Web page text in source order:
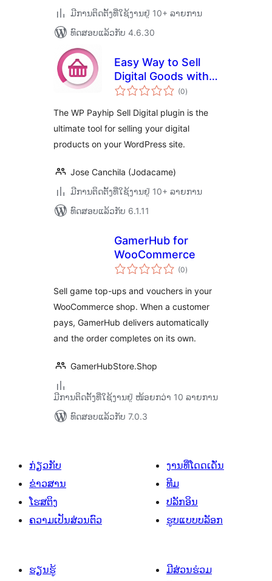
ມີການຕິດຕັ້ງທີ່ໃຊ້ງານຢູ່ 10+ ລາຍການ
ທົດສອບແລ້ວກັບ 4.6.30
Easy Way to Sell
Digital Goods with
Payhip
(0ຄະແນນ
ທັງໝົດ
)
The WP Payhip Sell Digital plugin is the
ultimate tool for selling your digital
products on your WordPress site.
Jose Canchila (Jodacame)
ມີການຕິດຕັ້ງທີ່ໃຊ້ງານຢູ່ 10+ ລາຍການ
ທົດສອບແລ້ວກັບ 6.1.11
GamerHub for
WooCommerce
(0ຄະແນນ
ທັງໝົດ
)
Sell game top-ups and vouchers in your
WooCommerce shop. When a customer
pays, GamerHub delivers automatically
and the order completes on its own.
GamerHubStore.Shop
ມີການຕິດຕັ້ງທີ່ໃຊ້ງານຢູ່ ໜ້ອຍກວ່າ 10 ລາຍການ
ທົດສອບແລ້ວກັບ 7.0.3
ກ່ຽວກັບ
ຂ່າວສານ
ໂຮສຕິງ
ຄວາມເປັນສ່ວນຕົວ
ງານທີ່ໂດດເດັ່ນ
ທີມ
ປລັກອິນ
ຮູບແບບບລັອກ
ຮຽນຮູ້
ມີສ່ວນຮ່ວມ